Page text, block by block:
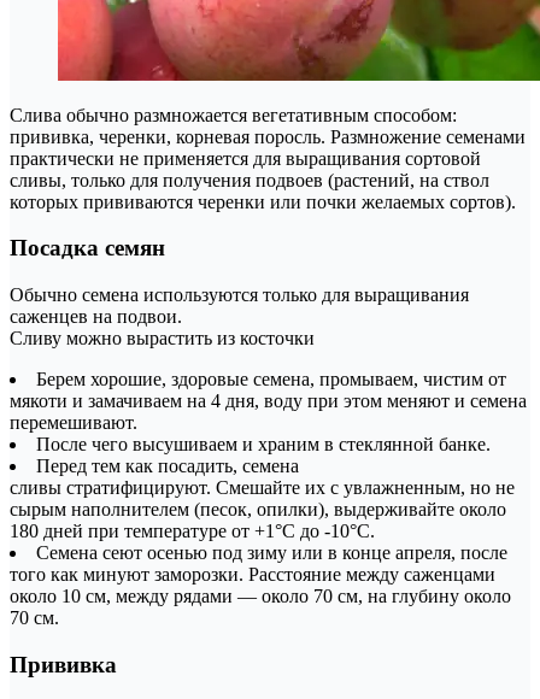
Слива обычно размножается вегетативным способом:
прививка, черенки, корневая поросль. Размножение семенами
практически не применяется для выращивания сортовой
сливы, только для получения подвоев (растений, на ствол
которых прививаются черенки или почки желаемых сортов).
Посадка семян
Обычно семена используются только для выращивания
саженцев на подвои.
Сливу можно вырастить из косточки
Берем хорошие, здоровые семена, промываем, чистим от
мякоти и замачиваем на 4 дня, воду при этом меняют и семена
перемешивают.
После чего высушиваем и храним в стеклянной банке.
Перед тем как посадить, семена
сливы стратифицируют. Смешайте их с увлажненным, но не
сырым наполнителем (песок, опилки), выдерживайте около
180 дней при температуре от +1°С до -10°С.
Семена сеют осенью под зиму или в конце апреля, после
того как минуют заморозки. Расстояние между саженцами
около 10 см, между рядами — около 70 см, на глубину около
70 см.
Прививка